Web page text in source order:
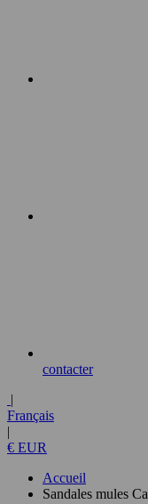
contacter
|
Français
|
€ EUR
Accueil
Sandales mules